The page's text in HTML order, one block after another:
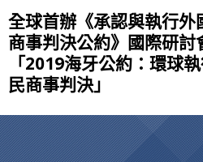
全球首辦《承認與執行外
商事判決公約》國際研討
「2019海牙公約：環球
民商事判決」